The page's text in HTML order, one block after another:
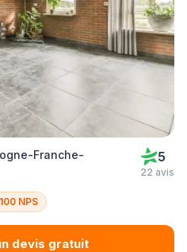
Franche-
5
22 avis
NPS
devis gratuit